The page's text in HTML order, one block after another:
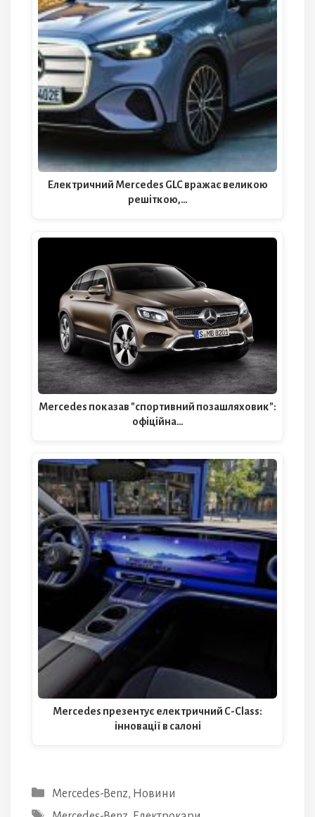
Електричний Mercedes GLC вражає великою
решіткою,…
Mercedes показав "спортивний позашляховик":
офіційна…
Mercedes презентує електричний C-Class:
інновації в салоні
Категорії
Mercedes-Benz, Новини
Позначки